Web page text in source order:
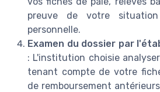
preuve de votre
personnelle.
Examen du dossier par
: L'institution choisie
tenant compte de votre
de remboursement